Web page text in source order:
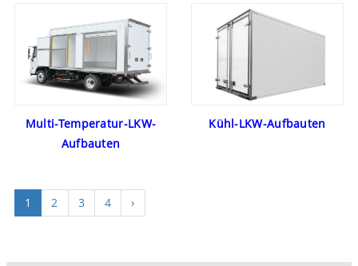
Multi-Temperatur-LKW-
Aufbauten
Kühl-LKW-Aufbauten
1 2 3 4 ›